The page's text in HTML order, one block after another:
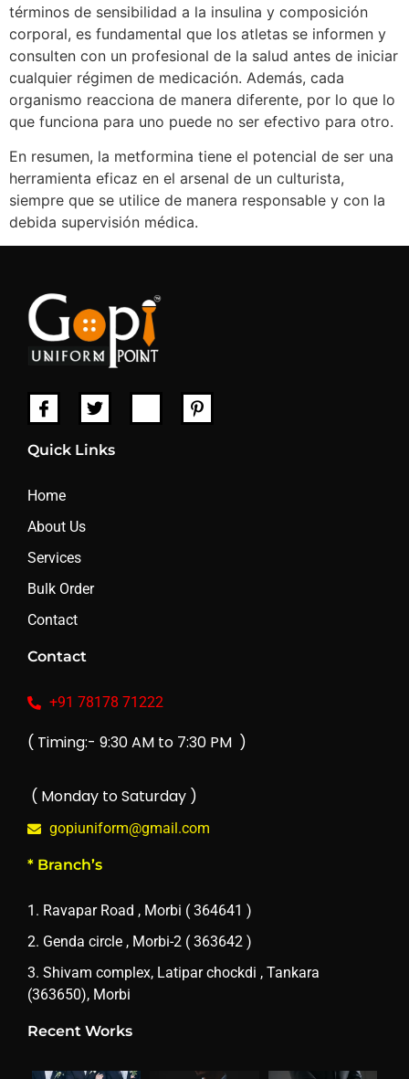
términos de sensibilidad a la insulina y composición
corporal, es fundamental que los atletas se informen y
consulten con un profesional de la salud antes de iniciar
cualquier régimen de medicación. Además, cada
organismo reacciona de manera diferente, por lo que lo
que funciona para uno puede no ser efectivo para otro.
En resumen, la metformina tiene el potencial de ser una
herramienta eficaz en el arsenal de un culturista,
siempre que se utilice de manera responsable y con la
debida supervisión médica.
Quick Links
Home
About Us
Services
Bulk Order
Contact
Contact
+91 78178 71222
( Timing:- 9:30 AM to 7:30 PM )
( Monday to Saturday )
gopiuniform@gmail.com
* Branch’s
1. Ravapar Road , Morbi ( 364641 )
2. Genda circle , Morbi-2 ( 363642 )
3. Shivam complex, Latipar chockdi , Tankara
(363650), Morbi
Recent Works